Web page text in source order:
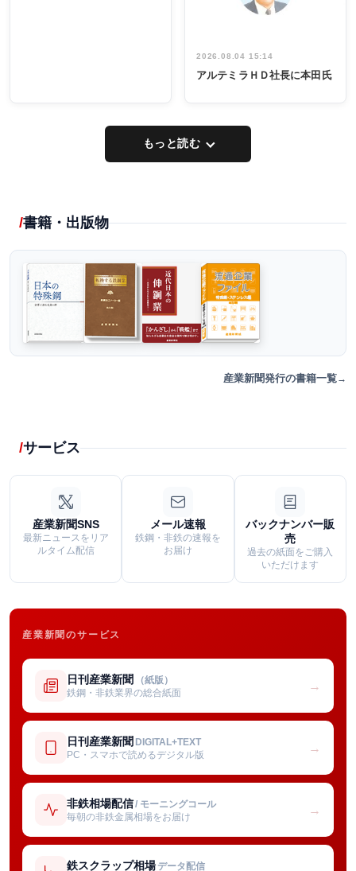
2026.08.04 15:14
アルテミラＨＤ社長に本田氏
もっと読む
書籍・出版物
産業新聞発行の書籍一覧
サービス
産業新聞SNS
最新ニュースをリア
ルタイム配信
メール速報
鉄鋼・非鉄の速報を
お届け
バックナンバー販
売
過去の紙面をご購入
いただけます
産業新聞のサービス
日刊産業新聞 （紙版）
鉄鋼・非鉄業界の総合紙面
→
日刊産業新聞 DIGITAL+TEXT
PC・スマホで読めるデジタル版
→
非鉄相場配信/ モーニングコール
毎朝の非鉄金属相場をお届け
→
鉄スクラップ相場 データ配信